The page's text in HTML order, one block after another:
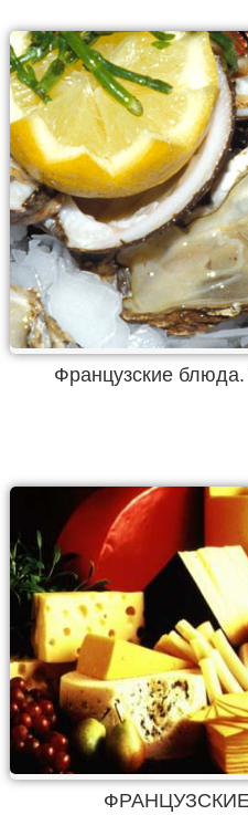
Французские